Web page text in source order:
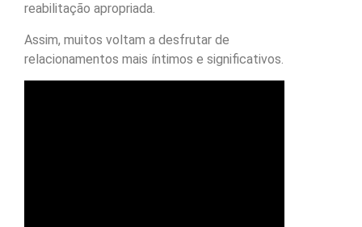
reabilitação apropriada.
Assim, muitos voltam a desfrutar de
relacionamentos mais íntimos e significativos.